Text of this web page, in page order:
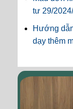
tư 29/
Hướng
dạy thêm